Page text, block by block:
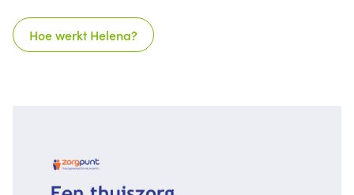
Hoe werkt Helena?